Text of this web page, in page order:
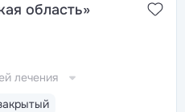
область»
лечения